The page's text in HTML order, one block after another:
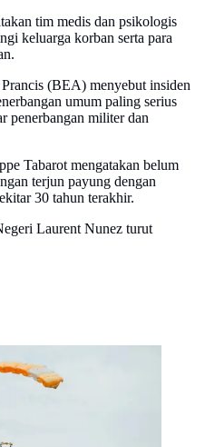
tim medis dan psikologis
keluarga korban serta para
(BEA) menyebut insiden
umum paling serius
penerbangan militer dan
Tabarot mengatakan belum
terjun payung dengan
30 tahun terakhir.
Laurent Nunez turut